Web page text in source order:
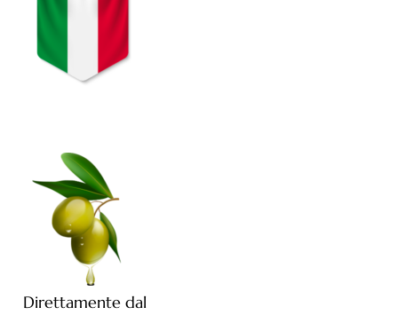
Direttamente dal